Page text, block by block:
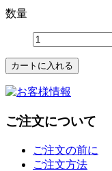
数量
ご注文について
ご注文の前に
ご注文方法